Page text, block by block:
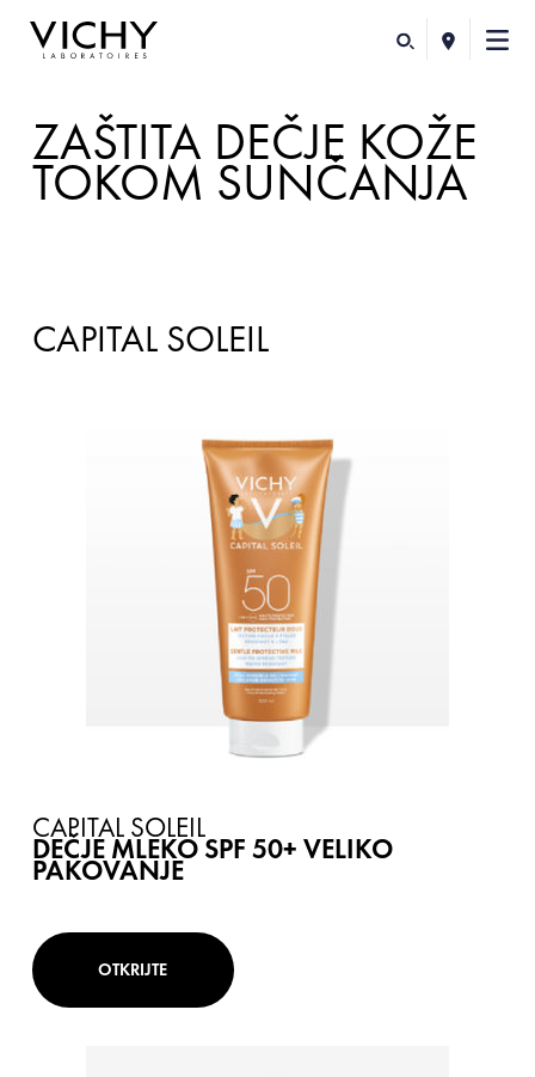
ZAŠTITA DEČJE KOŽE
TOKOM SUNČANJA
CAPITAL SOLEIL
CAPITAL SOLEIL
DEČJE MLEKO SPF 50+ VELIKO
PAKOVANJE
OTKRIJTE